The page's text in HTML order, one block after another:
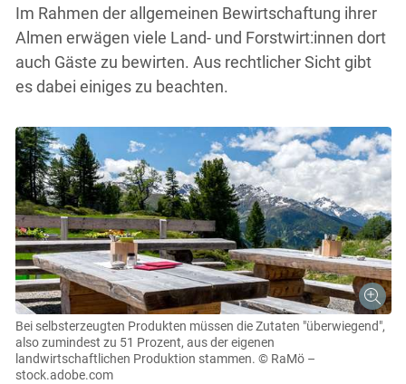
Im Rahmen der allgemeinen Bewirtschaftung ihrer
Almen erwägen viele Land- und Forstwirt:innen dort
auch Gäste zu bewirten. Aus rechtlicher Sicht gibt
es dabei einiges zu beachten.
Bei selbsterzeugten Produkten müssen die Zutaten "überwiegend",
also zumindest zu 51 Prozent, aus der eigenen
landwirtschaftlichen Produktion stammen. © RaMö –
stock.adobe.com